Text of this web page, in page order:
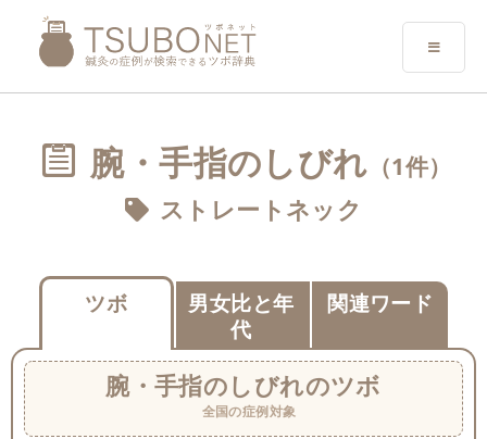
腕・手指のしびれ （1件）
ストレートネック
ツボ
男女比と年
代
関連ワード
腕・手指のしびれのツボ
全国の症例対象